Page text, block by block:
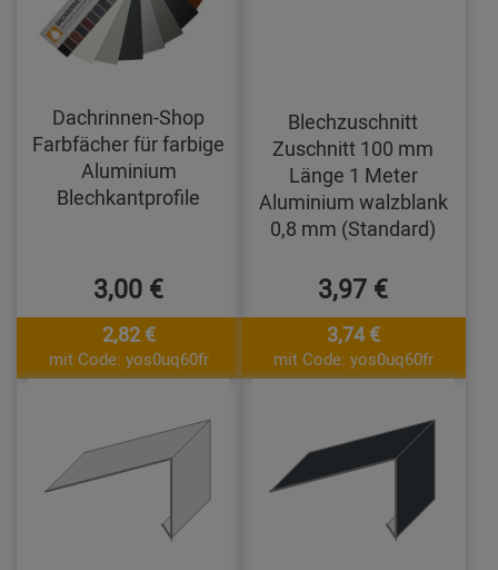
Dachrinnen-Shop
Farbfächer für farbige
Aluminium
Blechkantprofile
3,00 €
2,82 €
mit Code: yos0uq60fr
Blechzuschnitt
Zuschnitt 100 mm
Länge 1 Meter
Aluminium walzblank
0,8 mm (Standard)
3,97 €
3,74 €
mit Code: yos0uq60fr